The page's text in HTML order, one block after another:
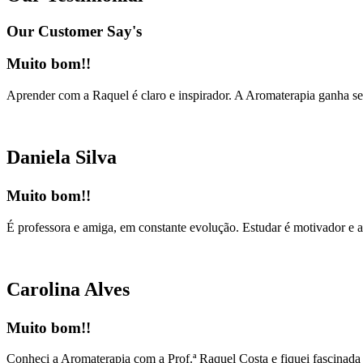
Our Customer Say's
Muito bom!!
Aprender com a Raquel é claro e inspirador. A Aromaterapia ganha
Daniela Silva
Muito bom!!
É professora e amiga, em constante evolução. Estudar é motivador e
Carolina Alves
Muito bom!!
Conheci a Aromaterapia com a Prof.ª Raquel Costa e fiquei